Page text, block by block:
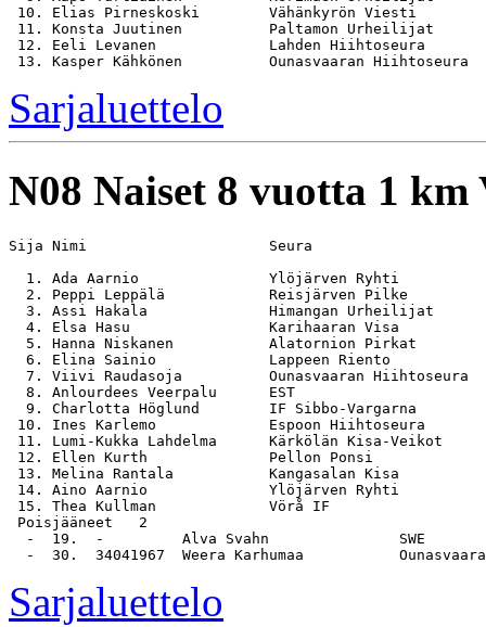
10. Elias Pirneskoski        Vähänkyrön Viesti
11. Konsta Juutinen          Paltamon Urheilijat
12. Eeli Levanen             Lahden Hiihtoseura
Sarjaluettelo
N08 Naiset 8 vuotta 1 km
Sija Nimi                     Seura
1. Ada Aarnio               Ylöjärven Ryhti
2. Peppi Leppälä            Reisjärven Pilke
3. Assi Hakala              Himangan Urheilijat
4. Elsa Hasu                Karihaaran Visa
5. Hanna Niskanen           Alatornion Pirkat
6. Elina Sainio             Lappeen Riento
7. Viivi Raudasoja          Ounasvaaran Hiihtoseura
8. Anlourdees Veerpalu      EST
9. Charlotta Höglund        IF Sibbo-Vargarna
10. Ines Karlemo             Espoon Hiihtoseura
11. Lumi-Kukka Lahdelma      Kärkölän Kisa-
12. Ellen Kurth              Pellon Ponsi
13. Melina Rantala           Kangasalan Kisa
14. Aino Aarnio              Ylöjärven Ryhti
15. Thea Kullman             Vörå IF
Poisjääneet   2
  -  19.  -         Alva Svahn               SWE
Sarjaluettelo